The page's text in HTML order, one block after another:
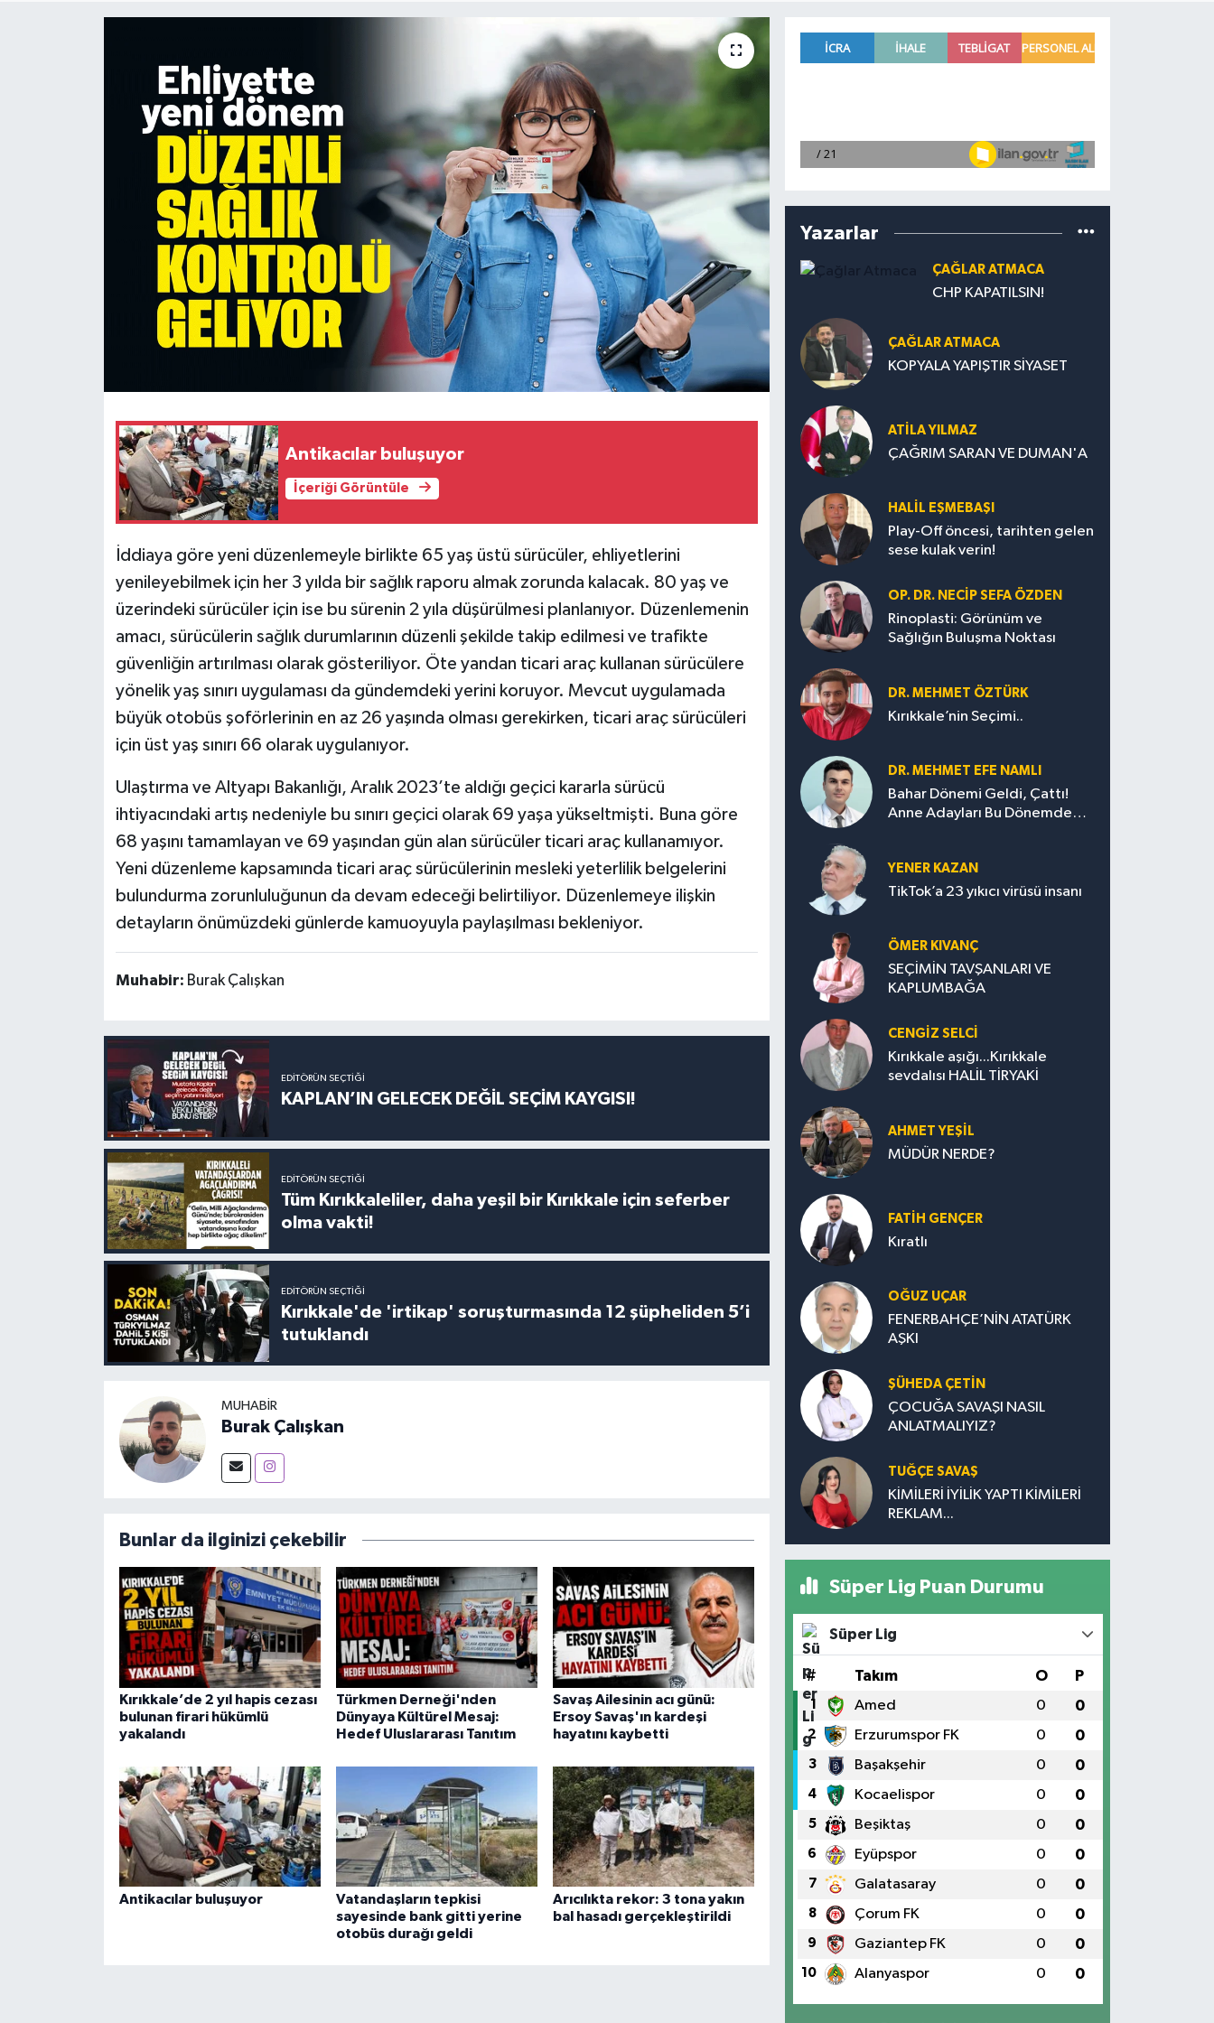
Antikacılar buluşuyor
İçeriği Görüntüle
İddiaya göre yeni düzenlemeyle birlikte 65 yaş üstü sürücüler, ehliyetlerini
yenileyebilmek için her 3 yılda bir sağlık raporu almak zorunda kalacak. 80 yaş ve
üzerindeki sürücüler için ise bu sürenin 2 yıla düşürülmesi planlanıyor. Düzenlemenin
amacı, sürücülerin sağlık durumlarının düzenli şekilde takip edilmesi ve trafikte
güvenliğin artırılması olarak gösteriliyor. Öte yandan ticari araç kullanan sürücülere
yönelik yaş sınırı uygulaması da gündemdeki yerini koruyor. Mevcut uygulamada
büyük otobüs şoförlerinin en az 26 yaşında olması gerekirken, ticari araç sürücüleri
için üst yaş sınırı 66 olarak uygulanıyor.
Ulaştırma ve Altyapı Bakanlığı, Aralık 2023’te aldığı geçici kararla sürücü
ihtiyacındaki artış nedeniyle bu sınırı geçici olarak 69 yaşa yükseltmişti. Buna göre
68 yaşını tamamlayan ve 69 yaşından gün alan sürücüler ticari araç kullanamıyor.
Yeni düzenleme kapsamında ticari araç sürücülerinin mesleki yeterlilik belgelerini
bulundurma zorunluluğunun da devam edeceği belirtiliyor. Düzenlemeye ilişkin
detayların önümüzdeki günlerde kamuoyuyla paylaşılması bekleniyor.
Muhabir: Burak Çalışkan
EDITÖRÜN SEÇTIĞI
KAPLAN’IN GELECEK DEĞİL SEÇİM KAYGISI!
EDITÖRÜN SEÇTIĞI
Tüm Kırıkkaleliler, daha yeşil bir Kırıkkale için seferber
olma vakti!
EDITÖRÜN SEÇTIĞI
Kırıkkale'de 'irtikap' soruşturmasında 12 şüpheliden 5’i
tutuklandı
MUHABIR
Burak Çalışkan
Bunlar da ilginizi çekebilir
Kırıkkale’de 2 yıl hapis cezası
bulunan firari hükümlü
yakalandı
Türkmen Derneği'nden
Dünyaya Kültürel Mesaj:
Hedef Uluslararası Tanıtım
Savaş Ailesinin acı günü:
Ersoy Savaş'ın kardeşi
hayatını kaybetti
Antikacılar buluşuyor
Vatandaşların tepkisi
sayesinde bank gitti yerine
otobüs durağı geldi
Arıcılıkta rekor: 3 tona yakın
bal hasadı gerçekleştirildi
Yazarlar
ÇAĞLAR ATMACA
CHP KAPATILSIN!
ÇAĞLAR ATMACA
KOPYALA YAPIŞTIR SİYASET
ATILA YILMAZ
ÇAĞRIM SARAN VE DUMAN'A
HALIL EŞMEBAŞI
Play-Off öncesi, tarihten gelen
sese kulak verin!
OP. DR. NECIP SEFA ÖZDEN
Rinoplasti: Görünüm ve
Sağlığın Buluşma Noktası
DR. MEHMET ÖZTÜRK
Kırıkkale’nin Seçimi..
DR. MEHMET EFE NAMLI
Bahar Dönemi Geldi, Çattı!
Anne Adayları Bu Dönemde
YENER KAZAN
TikTok’a 23 yıkıcı virüsü insanı
ÖMER KIVANÇ
SEÇİMİN TAVŞANLARI VE
KAPLUMBAĞA
CENGİZ SELCİ
Kırıkkale aşığı...Kırıkkale
sevdalısı HALİL TİRYAKİ
AHMET YEŞİL
MÜDÜR NERDE?
FATIH GENÇER
Kıratlı
OĞUZ UÇAR
FENERBAHÇE’NİN ATATÜRK
AŞKI
ŞÜHEDA ÇETİN
ÇOCUĞA SAVAŞI NASIL
ANLATMALIYIZ?
TUĞÇE SAVAŞ
KİMİLERİ İYİLİK YAPTI KİMİLERİ
REKLAM...
Süper Lig Puan Durumu
Süper Lig
# Takım O P
1 Amed 0 0
2 Erzurumspor FK 0 0
3 Başakşehir 0 0
4 Kocaelispor 0 0
5 Beşiktaş 0 0
6 Eyüpspor 0 0
7 Galatasaray 0 0
8 Çorum FK 0 0
9 Gaziantep FK 0 0
10 Alanyaspor 0 0